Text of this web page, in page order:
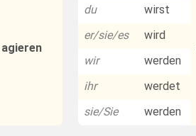
agieren
du
wirst
er/sie/es
wird
wir
werden
ihr
werdet
sie/Sie
werden